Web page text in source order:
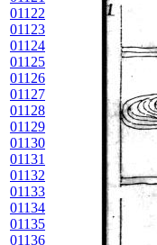
01122
01123
01124
01125
01126
01127
01128
01129
01130
01131
01132
01133
01134
01135
01136